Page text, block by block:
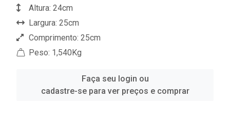
Altura: 24cm
Largura: 25cm
Comprimento: 25cm
Peso: 1,540Kg
Faça seu login ou
cadastre-se para ver preços e comprar